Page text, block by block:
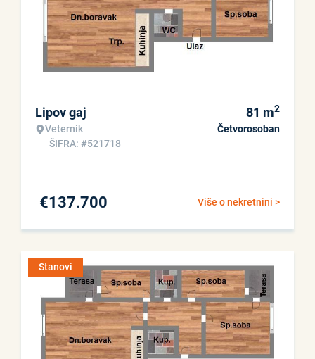
Lipov gaj
Veternik
ŠIFRA: #521718
81 m2
Četvorosoban
Više o nekretnini >
€137.700
Stanovi